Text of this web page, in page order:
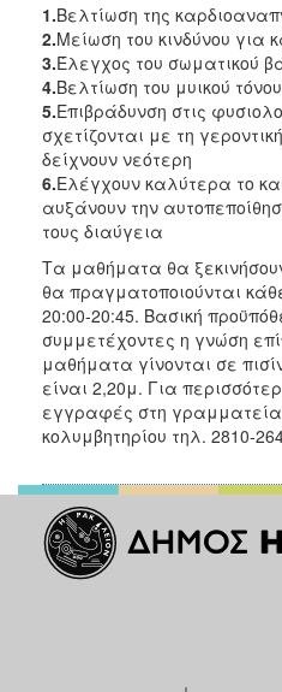
1.Βελτίωση της
2.Μείωση του κινδύνου για
3.Έλεγχος του σωματικού
4.Βελτίωση του μυικού τόνου
5.Επιβράδυνση στις
σχετίζονται με τη
δείχνουν νεότερη
6.Ελέγχουν καλύτερα το
αυξάνουν την
τους διαύγεια
Τα μαθήματα θα
θα πραγματοποιούνται
20:00-20:45. Βασική
συμμετέχοντες η γνώση
μαθήματα γίνονται σε
είναι 2,20μ. Για
εγγραφές στη γραμματεία
κολυμβητηρίου τηλ. 2810-